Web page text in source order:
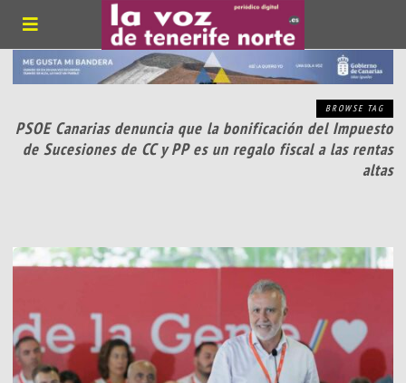
BROWSE TAG
PSOE Canarias denuncia que la bonificación del Impuesto
de Sucesiones de CC y PP es un regalo fiscal a las rentas
altas